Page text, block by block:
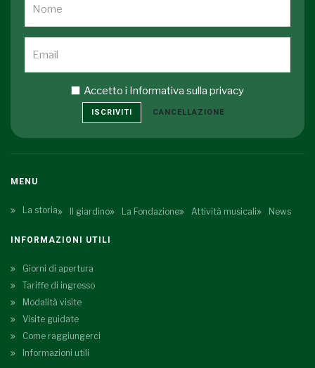
Accetto i Informativa sulla privacy
ISCRIVITI CANCELLAZIONE
MENU
La storia Il giardino La Fondazione Attività musicali News
INFORMAZIONI UTILI
Giorni di apertura
Tariffe di ingresso
Modalità visite
Visite guidate
Come raggiungerci
Informazioni utili